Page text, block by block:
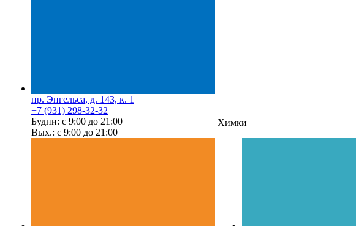
пр. Энгельса, д. 143, к. 1
+7 (931) 298-32-32
Будни: с 9:00 до 21:00
Вых.: с 9:00 до 21:00
Химки